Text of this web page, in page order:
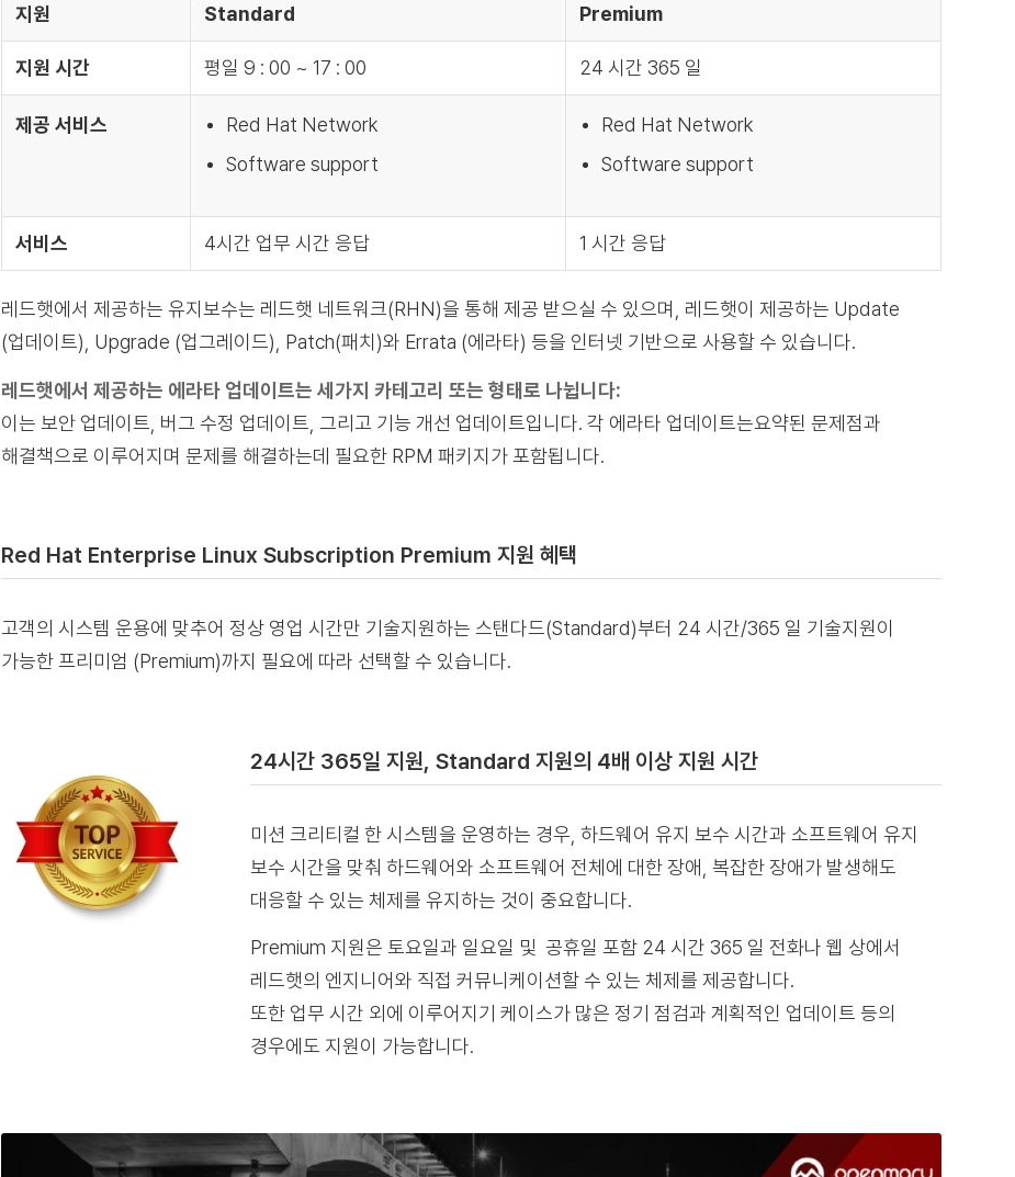
지원 Standard Premium
지원 시간 평일 9 : 00 ~ 17 : 00 24 시간 365 일
제공 서비스
Red Hat Network
Software support
Red Hat Network
Software support
서비스 4시간 업무 시간 응답 1 시간 응답
레드햇에서 제공하는 유지보수는 레드햇 네트워크(RHN)을 통해 제공 받으실 수 있으며, 레드햇이 제공하는 Update
(업데이트), Upgrade (업그레이드), Patch(패치)와 Errata (에라타) 등을 인터넷 기반으로 사용할 수 있습니다.
레드햇에서 제공하는 에라타 업데이트는 세가지 카테고리 또는 형태로 나뉩니다:
이는 보안 업데이트, 버그 수정 업데이트, 그리고 기능 개선 업데이트입니다. 각 에라타 업데이트는요약된 문제점과
해결책으로 이루어지며 문제를 해결하는데 필요한 RPM 패키지가 포함됩니다.
Red Hat Enterprise Linux Subscription Premium 지원 혜택
고객의 시스템 운용에 맞추어 정상 영업 시간만 기술지원하는 스탠다드(Standard)부터 24 시간/365 일 기술지원이
가능한 프리미엄 (Premium)까지 필요에 따라 선택할 수 있습니다.
24시간 365일 지원, Standard 지원의 4배 이상 지원 시간
미션 크리티컬 한 시스템을 운영하는 경우, 하드웨어 유지 보수 시간과 소프트웨어 유지
보수 시간을 맞춰 하드웨어와 소프트웨어 전체에 대한 장애, 복잡한 장애가 발생해도
대응할 수 있는 체제를 유지하는 것이 중요합니다.
Premium 지원은 토요일과 일요일 및 공휴일 포함 24 시간 365 일 전화나 웹 상에서
레드햇의 엔지니어와 직접 커뮤니케이션할 수 있는 체제를 제공합니다.
또한 업무 시간 외에 이루어지기 케이스가 많은 정기 점검과 계획적인 업데이트 등의
경우에도 지원이 가능합니다.